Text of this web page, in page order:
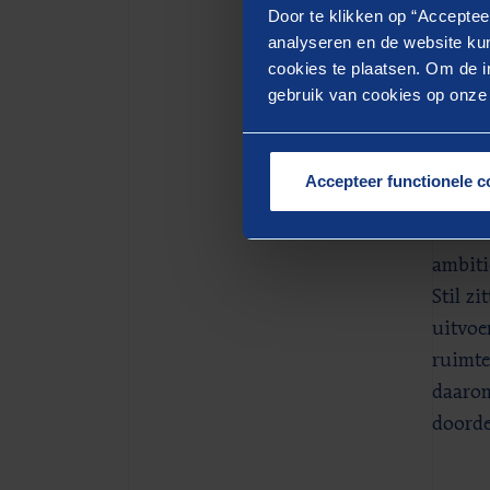
Door te klikken op
analyseren en de website
cookies te plaatsen. Om de
gebruik van cookies op
Accepteer functionele
een
op
Wat
En
2016
Stil